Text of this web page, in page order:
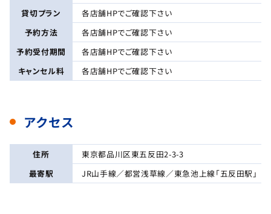
貸切プラン
各店舗HPでご確認下さい
予約方法
各店舗HPでご確認下さい
予約受付期間
各店舗HPでご確認下さい
キャンセル料
各店舗HPでご確認下さい
アクセス
住所
東京都品川区東五反田2-3-3
最寄駅
JR山手線／都営浅草線／東急池上線「五反田駅」